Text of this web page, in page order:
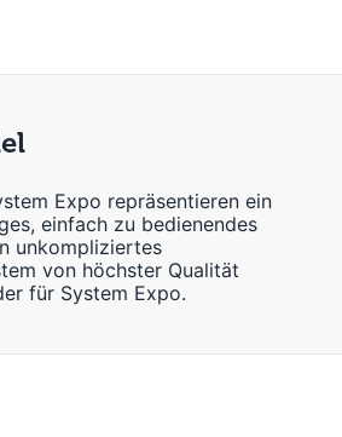
Expo repräsentieren ein
einfach zu bedienendes
unkompliziertes
von höchster Qualität
für System Expo.